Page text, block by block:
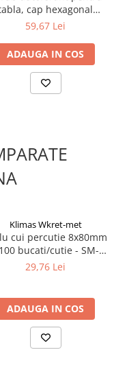
cap hexagonal
RAL 7016- 200
Klimas Wkret-met
59,67 Lei
ADAUGA IN COS
Klimas Wkret-met
cui percutie 8x80mm
bucati/cutie - SM-
Klimas Wkret-met
29,76 Lei
ADAUGA IN COS